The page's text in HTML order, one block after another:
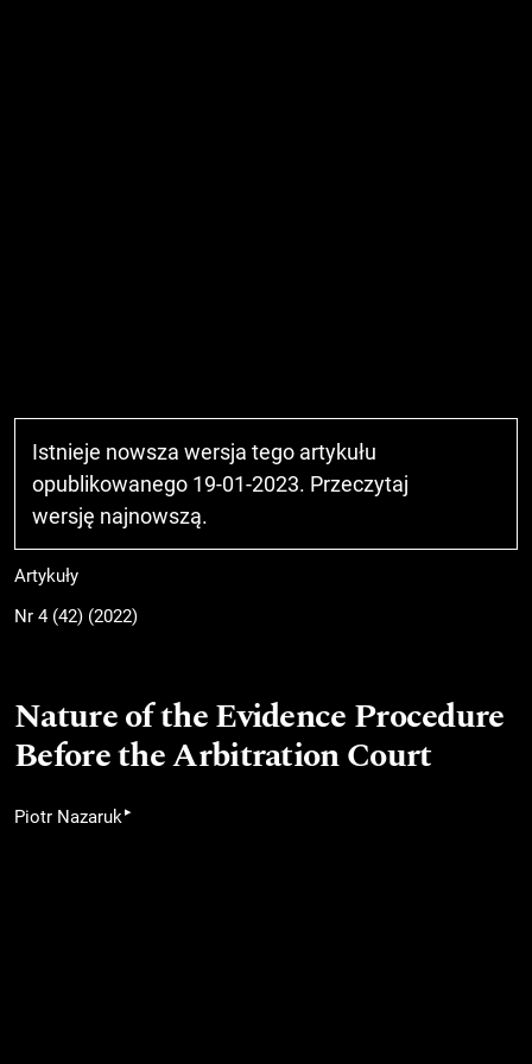
Istnieje nowsza wersja tego artykułu
opublikowanego 19-01-2023. Przeczytaj
wersję najnowszą.
Artykuły
Nr 4 (42) (2022)
Nature of the Evidence Procedure
Before the Arbitration Court
Piotr Nazaruk▸